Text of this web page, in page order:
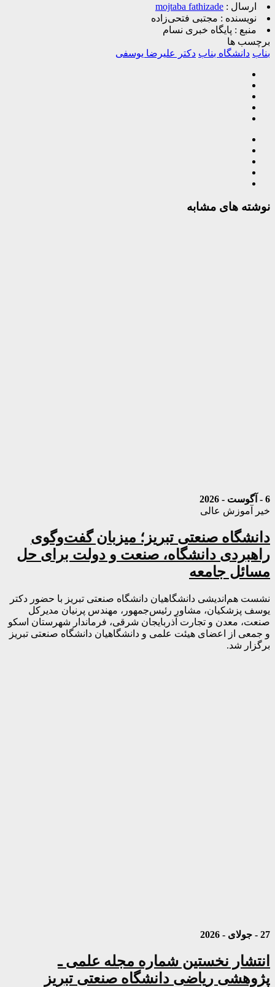
ارسال : mojtaba fathizade
نویسنده : مجتبی فتحی‌زاده
منبع : پایگاه خبری نسام
برچسب ها
بناب دانشگاه بناب دکتر علیرضا یوسفی
نوشته های مشابه
6 - آگوست - 2026
خیر آموزش عالی
دانشگاه صنعتی تبریز؛ میزبان گفت‌وگوی
راهبردی دانشگاه، صنعت و دولت برای حل
مسائل جامعه
نشست هم‌اندیشی دانشگاهیان دانشگاه صنعتی تبریز با حضور دکتر
یوسف پزشکیان، مشاور رئیس‌جمهور، مهندس پرنیان مدیرکل
صنعت، معدن و تجارت آذربایجان شرقی، فرماندار شهرستان اسکو
و جمعی از اعضای هیئت علمی و دانشگاهیان دانشگاه صنعتی تبریز
برگزار شد.
27 - جولای - 2026
انتشار نخستین شماره مجله علمی ـ
پژوهشی ریاضی دانشگاه صنعتی تبریز